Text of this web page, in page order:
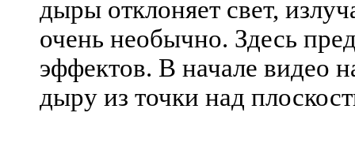
дыры отклоняет свет,
очень необычно. Здесь
эффектов. В начале видео
дыру из точки над